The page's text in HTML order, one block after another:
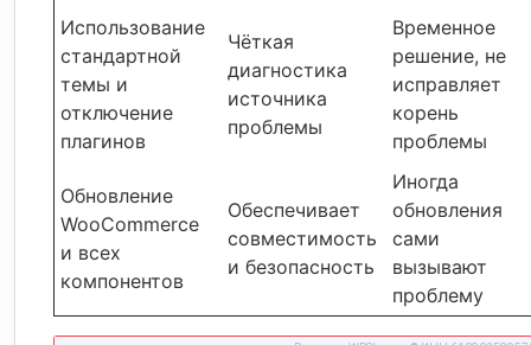
Использование
стандартной
темы и
отключение
плагинов
Чёткая
диагностика
источника
проблемы
Временное
решение, не
исправляет
корень
проблемы
Обновление
WooCommerce
и всех
компонентов
Обеспечивает
совместимость
и безопасность
Иногда
обновления
сами
вызывают
проблему